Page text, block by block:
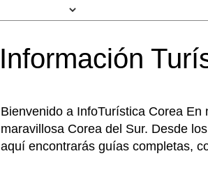
Información
Bienvenido a InfoTurística Corea
maravillosa Corea del Sur. Desde
aquí encontrarás guías completas,